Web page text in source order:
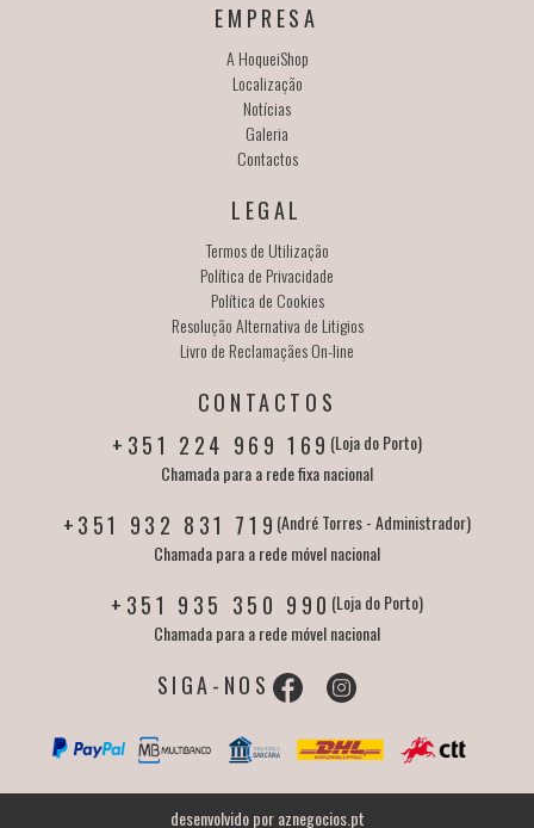
EMPRESA
A HoqueiShop
Localização
Notícias
Galeria
Contactos
LEGAL
Termos de Utilização
Política de Privacidade
Política de Cookies
Resolução Alternativa de Litigios
Livro de Reclamaçães On-line
CONTACTOS
+351 224 969 169 (Loja do Porto)
Chamada para a rede fixa nacional
+351 932 831 719 (André Torres - Administrador)
Chamada para a rede móvel nacional
+351 935 350 990 (Loja do Porto)
Chamada para a rede móvel nacional
SIGA-NOS
desenvolvido poraznegocios.pt